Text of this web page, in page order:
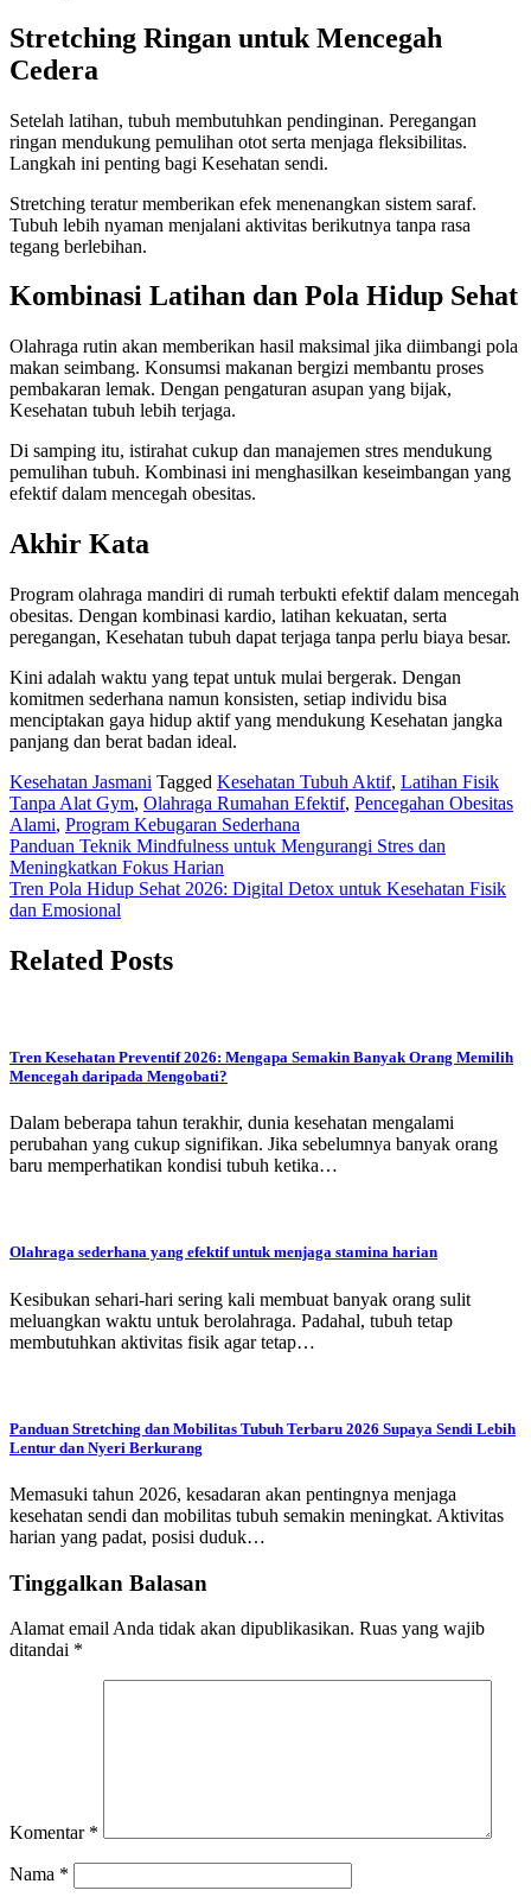
Stretching Ringan untuk Mencegah
Cedera
Setelah latihan, tubuh membutuhkan pendinginan. Peregangan
ringan mendukung pemulihan otot serta menjaga fleksibilitas.
Langkah ini penting bagi Kesehatan sendi.
Stretching teratur memberikan efek menenangkan sistem saraf.
Tubuh lebih nyaman menjalani aktivitas berikutnya tanpa rasa
tegang berlebihan.
Kombinasi Latihan dan Pola Hidup Sehat
Olahraga rutin akan memberikan hasil maksimal jika diimbangi pola
makan seimbang. Konsumsi makanan bergizi membantu proses
pembakaran lemak. Dengan pengaturan asupan yang bijak,
Kesehatan tubuh lebih terjaga.
Di samping itu, istirahat cukup dan manajemen stres mendukung
pemulihan tubuh. Kombinasi ini menghasilkan keseimbangan yang
efektif dalam mencegah obesitas.
Akhir Kata
Program olahraga mandiri di rumah terbukti efektif dalam mencegah
obesitas. Dengan kombinasi kardio, latihan kekuatan, serta
peregangan, Kesehatan tubuh dapat terjaga tanpa perlu biaya besar.
Kini adalah waktu yang tepat untuk mulai bergerak. Dengan
komitmen sederhana namun konsisten, setiap individu bisa
menciptakan gaya hidup aktif yang mendukung Kesehatan jangka
panjang dan berat badan ideal.
Kesehatan Jasmani Tagged Kesehatan Tubuh Aktif, Latihan Fisik
Tanpa Alat Gym, Olahraga Rumahan Efektif, Pencegahan Obesitas
Alami, Program Kebugaran Sederhana
Navigasi
pos
Panduan Teknik Mindfulness untuk Mengurangi Stres dan
Meningkatkan Fokus Harian
Tren Pola Hidup Sehat 2026: Digital Detox untuk Kesehatan Fisik
dan Emosional
Related Posts
Tren Kesehatan Preventif 2026: Mengapa Semakin Banyak Orang Memilih
Mencegah daripada Mengobati?
Dalam beberapa tahun terakhir, dunia kesehatan mengalami
perubahan yang cukup signifikan. Jika sebelumnya banyak orang
baru memperhatikan kondisi tubuh ketika…
Olahraga sederhana yang efektif untuk menjaga stamina harian
Kesibukan sehari-hari sering kali membuat banyak orang sulit
meluangkan waktu untuk berolahraga. Padahal, tubuh tetap
membutuhkan aktivitas fisik agar tetap…
Panduan Stretching dan Mobilitas Tubuh Terbaru 2026 Supaya Sendi Lebih
Lentur dan Nyeri Berkurang
Memasuki tahun 2026, kesadaran akan pentingnya menjaga
kesehatan sendi dan mobilitas tubuh semakin meningkat. Aktivitas
harian yang padat, posisi duduk…
Tinggalkan Balasan
Alamat email Anda tidak akan dipublikasikan. Ruas yang wajib
ditandai *
Komentar *
Nama *